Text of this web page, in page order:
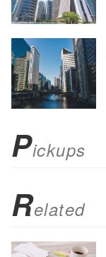
height=450,
menubar=no,
toolbar=no,
scrollbars=yes'
false;"> シェア
Pickups
Related